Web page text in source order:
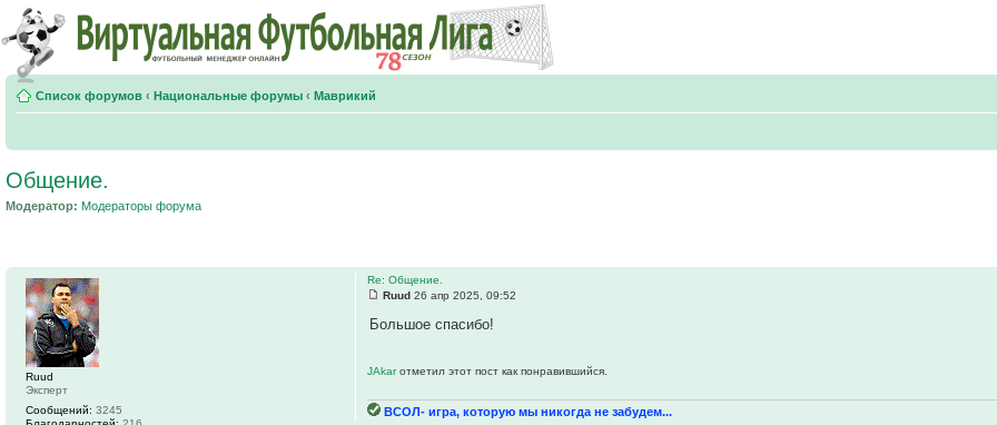
Список форумов ‹ Национальные форумы ‹ Маврикий
Общение.
Модератор: Модераторы форума
Re: Общение.
Ruud 26 апр 2025, 09:52
Большое спасибо!
JAkarотметил этот пост как понравившийся.
ВСОЛ- игра, которую мы никогда не забудем...
Ruud
Эксперт
Сообщений: 3245